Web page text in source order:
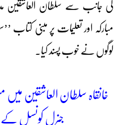
کی جانب سے سلطان العاشقین
مبارکہ اور تعلیمات پر مبنی کتاب
لوگوں نے خوب پسند کیا۔
خانقاہ سلطان العاشقین میں
جنرل کونسل کے